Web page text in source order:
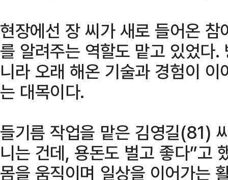
현장에선 장 씨가 새로 들어온
를 알려주는 역할도 맡고 있었다
니라 오래 해온 기술과 경험이
는 대목이다.
들기름 작업을 맡은 김영길(81)
니는 건데, 용돈도 벌고 좋다”고
몸을 움직이며 일상을 이어가는